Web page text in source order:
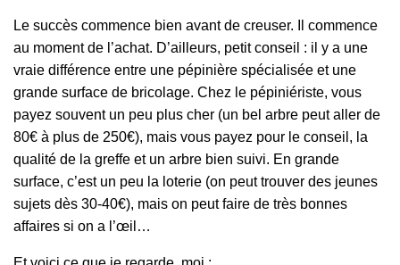
Le succès commence bien avant de creuser. Il commence
au moment de l’achat. D’ailleurs, petit conseil : il y a une
vraie différence entre une pépinière spécialisée et une
grande surface de bricolage. Chez le pépiniériste, vous
payez souvent un peu plus cher (un bel arbre peut aller de
80€ à plus de 250€), mais vous payez pour le conseil, la
qualité de la greffe et un arbre bien suivi. En grande
surface, c’est un peu la loterie (on peut trouver des jeunes
sujets dès 30-40€), mais on peut faire de très bonnes
affaires si on a l’œil…